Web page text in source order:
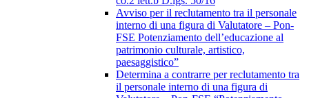
Avviso per il reclutamento tra il personale
interno di una figura di Valutatore – Pon-
FSE Potenziamento dell’educazione al
patrimonio culturale, artistico,
paesaggistico”
Determina a contrarre per reclutamento tra
il personale interno di una figura di